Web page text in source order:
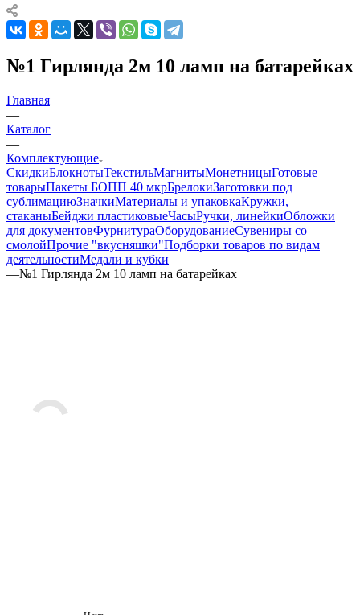
№1 Гирлянда 2м 10 ламп на батарейках
Главная
—
Каталог
—
Комплектующие
СкидкиБлокнотыТекстильМагнитыМонетницыГотовые
товарыПакеты БОПП 40 мкрБрелокиЗаготовки под
сублимациюЗначкиМатериалы и упаковкаКружки,
стаканыБейджи пластиковыеЧасыРучки, линейкиОбложки
для документовФурнитураОборудованиеСувениры со
смолойПрочие "вкусняшки"Подборки товаров по видам
деятельностиМедали и кубки
—№1 Гирлянда 2м 10 ламп на батарейках